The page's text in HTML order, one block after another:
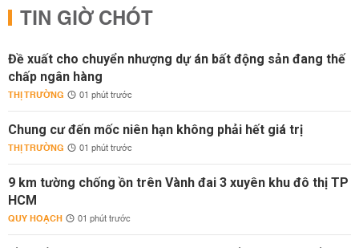
TIN GIỜ CHÓT
Đề xuất cho chuyển nhượng dự án bất động sản đang thế
chấp ngân hàng
THỊ TRƯỜNG 01 phút trước
Chung cư đến mốc niên hạn không phải hết giá trị
THỊ TRƯỜNG 01 phút trước
9 km tường chống ồn trên Vành đai 3 xuyên khu đô thị TP
HCM
QUY HOẠCH 01 phút trước